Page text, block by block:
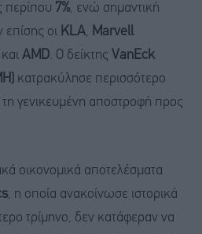
περίπου 7%, ενώ σημαντική
οι KLA, Marvell
και AMD. Ο δείκτης VanEck
κατρακύλησε περισσότερο
γενικευμένη αποστροφή προς
οικονομικά αποτελέσματα
, η οποία ανακοίνωσε ιστορικά
τρίμηνο, δεν κατάφεραν να